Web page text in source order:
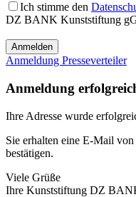
Ich stimme den
DZ BANK Kunststiftung
Anmeldung Presseverteiler
Anmeldung
Ihre Adresse wurde
Sie erhalten eine E-Mail
bestätigen.
Viele Grüße
Ihre Kunststiftung DZ